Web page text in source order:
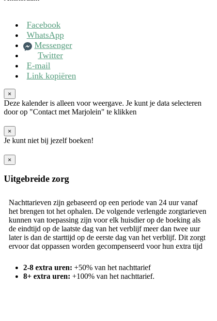
Facebook
WhatsApp
Messenger
Twitter
E-mail
Link kopiëren
×
Deze kalender is alleen voor weergave. Je kunt je data selecteren
door op "Contact met Marjolein" te klikken
×
Je kunt niet bij jezelf boeken!
×
Uitgebreide zorg
Nachttarieven zijn gebaseerd op een periode van 24 uur vanaf
het brengen tot het ophalen. De volgende verlengde zorgtarieven
kunnen van toepassing zijn voor elk huisdier op de boeking als
de eindtijd op de laatste dag van het verblijf meer dan twee uur
later is dan de starttijd op de eerste dag van het verblijf. Dit zorgt
ervoor dat oppassen worden gecompenseerd voor hun extra tijd
2-8 extra uren: +50% van het nachttarief
8+ extra uren: +100% van het nachttarief.